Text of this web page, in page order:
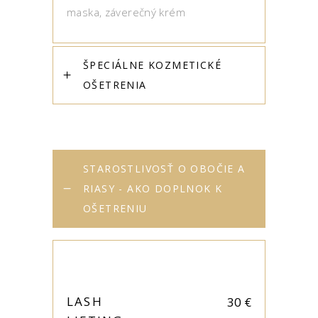
maska, záverečný krém
ŠPECIÁLNE KOZMETICKÉ
OŠETRENIA
STAROSTLIVOSŤ O OBOČIE A
RIASY - AKO DOPLNOK K
OŠETRENIU
LASH
30 €